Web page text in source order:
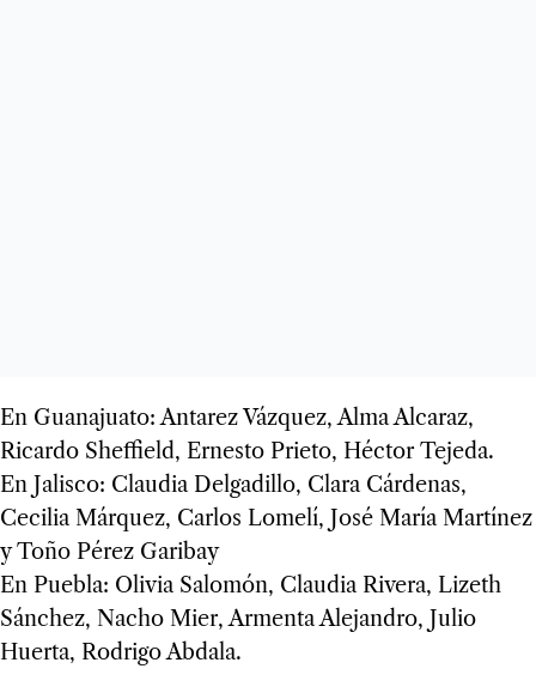
En Guanajuato: Antarez Vázquez, Alma Alcaraz,
Ricardo Sheffield, Ernesto Prieto, Héctor Tejeda.
En Jalisco: Claudia Delgadillo, Clara Cárdenas,
Cecilia Márquez, Carlos Lomelí, José María Martínez
y Toño Pérez Garibay
En Puebla: Olivia Salomón, Claudia Rivera, Lizeth
Sánchez, Nacho Mier, Armenta Alejandro, Julio
Huerta, Rodrigo Abdala.